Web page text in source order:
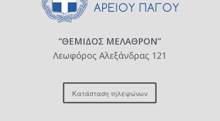
“ΘΕΜΙΔΟΣ ΜΕΛΑΘΡΟΝ”
Λεωφόρος Αλεξάνδρας 121
Κατάσταση τηλεφώνων